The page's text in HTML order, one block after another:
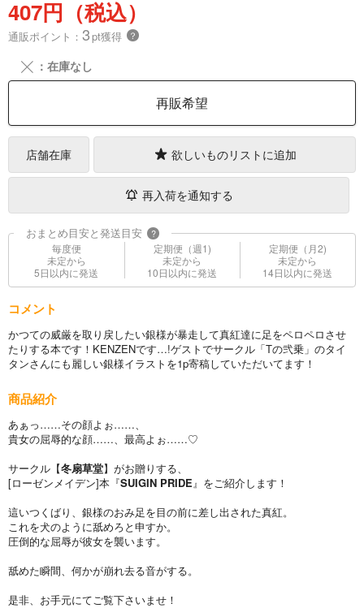
407円（税込）
通販ポイント： 3pt獲得 ？
╳ ：在庫なし
再販希望
店舗在庫 欲しいものリストに追加
再入荷を通知する
おまとめ目安と発送目安 ?
毎度便
未定から
5日以内に発送
定期便（週1)
未定から
10日以内に発送
定期便（月2)
未定から
14日以内に発送
コメント
かつての威厳を取り戻したい銀様が暴走して真紅達に足をペロペロさせ
たりする本です！KENZENです…!ゲストでサークル「Tの弐乗」のタイ
タンさんにも麗しい銀様イラストを1p寄稿していただいてます！
商品紹介
あぁっ……その顔よぉ……、
貴女の屈辱的な顔……、最高よぉ……♡
サークル【冬扇草堂】がお贈りする、
[ローゼンメイデン]本『SUIGIN PRIDE 』をご紹介します！
這いつくばり、銀様のおみ足を目の前に差し出された真紅。
これを犬のように舐めろと申すか。
圧倒的な屈辱が彼女を襲います。
舐めた瞬間、何かが崩れ去る音がする。
是非、お手元にてご覧下さいませ！